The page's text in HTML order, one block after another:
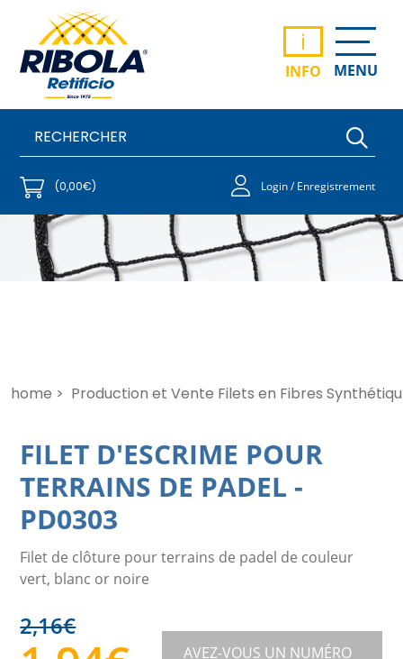
i
INFO MENU
(0,00€) Login / Enregistrement
home > Production et Vente Filets en Fibres
FILET D'ESCRIME POUR
TERRAINS DE PADEL -
PD0303
Filet de clôture pour terrains de padel de couleur
vert, blanc or noire
2,16€
AVEZ-VOUS UN NUMÉRO